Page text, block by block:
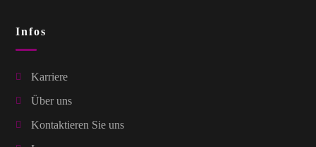
Infos
Karriere
Über uns
Kontaktieren Sie uns